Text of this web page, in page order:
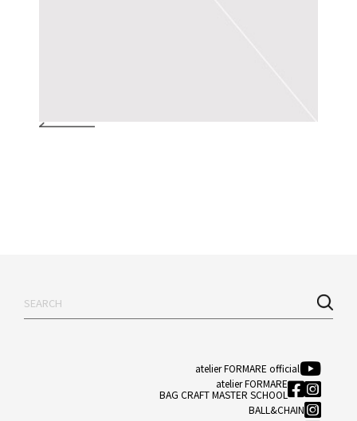
atelier FORMARE official
atelier FORMARE
BAG CRAFT MASTER SCHOOL
BALL&CHAIN